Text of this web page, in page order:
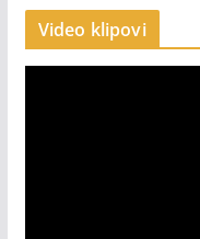
Video klipovi